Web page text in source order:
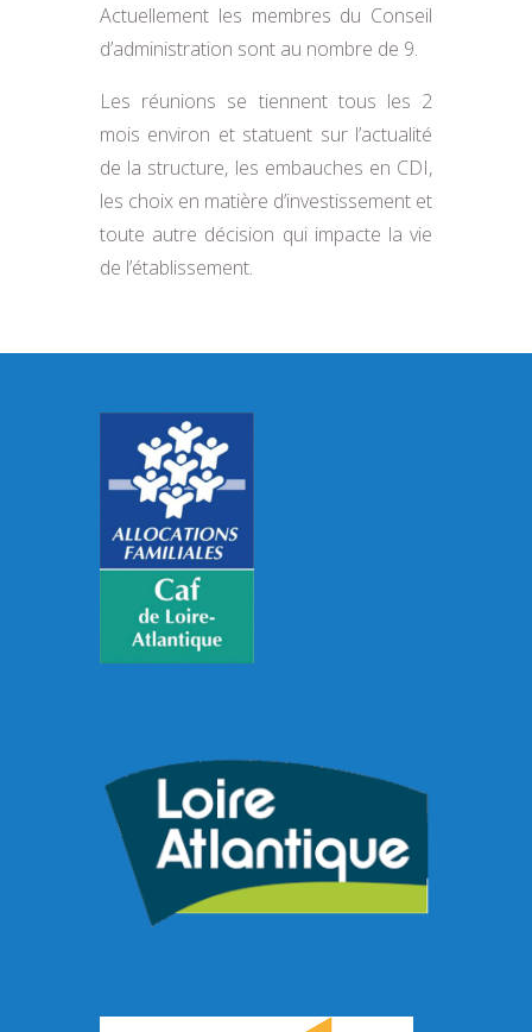
Actuellement les membres du Conseil
d’administration sont au nombre de 9.
Les réunions se tiennent tous les 2
mois environ et statuent sur l’actualité
de la structure, les embauches en CDI,
les choix en matière d’investissement et
toute autre décision qui impacte la vie
de l’établissement.